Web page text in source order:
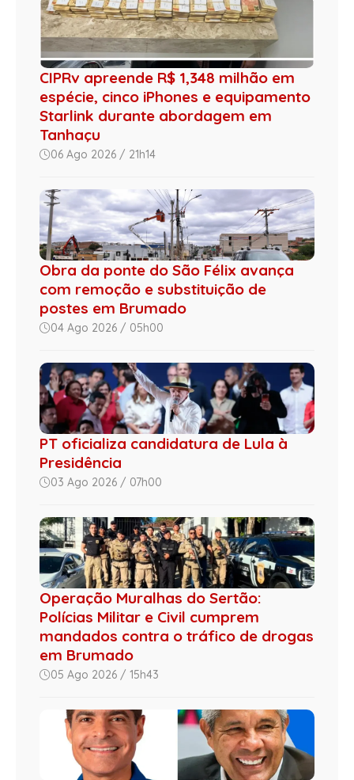
CIPRv apreende R$ 1,348 milhão em
espécie, cinco iPhones e equipamento
Starlink durante abordagem em
Tanhaçu
06 Ago 2026 / 21h14
Obra da ponte do São Félix avança
com remoção e substituição de
postes em Brumado
04 Ago 2026 / 05h00
PT oficializa candidatura de Lula à
Presidência
03 Ago 2026 / 07h00
Operação Muralhas do Sertão:
Polícias Militar e Civil cumprem
mandados contra o tráfico de drogas
em Brumado
05 Ago 2026 / 15h43